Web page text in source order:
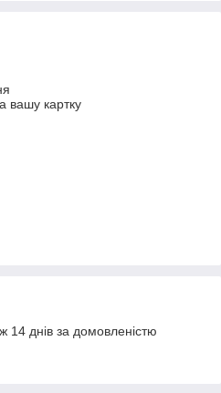
вашу картку
14 днів за домовленістю